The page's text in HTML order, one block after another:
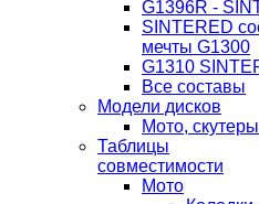
G1396R -
SINTERED
мечты G1300
G1310
Все составы
Модели дисков
Мото,
Таблицы
совместимости
Мото